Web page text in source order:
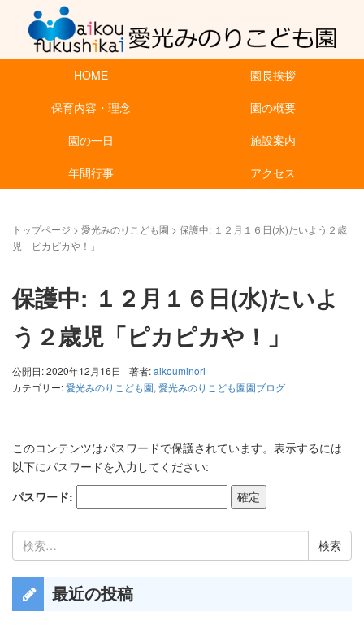
HOME
園長挨拶
保育内容・理念
園の概要
園の一日
施設案内
年間行事
アクセス
トップページ > 愛光みのりこども園 > 保護中: １２月１６日(水)たいよう２歳
児「ピカピカや！」
保護中: １２月１６日(水)たいよ
う２歳児「ピカピカや！」
公開日: 2020年12月16日 著者:aikouminori
カテゴリー:愛光みのりこども園, 愛光みのりこども園園ブログ
このコンテンツはパスワードで保護されています。表示するには
以下にパスワードを入力してください:
パスワード:
検
索:
最近の投稿